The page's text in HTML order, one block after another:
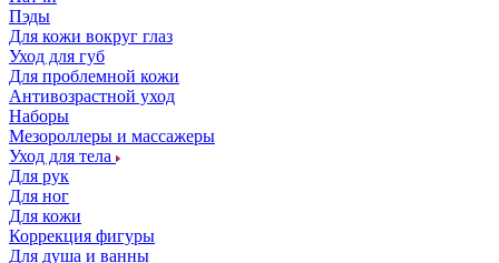
Пэды
Для кожи вокруг глаз
Уход для губ
Для проблемной кожи
Антивозрастной уход
Наборы
Мезороллеры и массажеры
Уход для тела
Для рук
Для ног
Для кожи
Коррекция фигуры
Для душа и ванны